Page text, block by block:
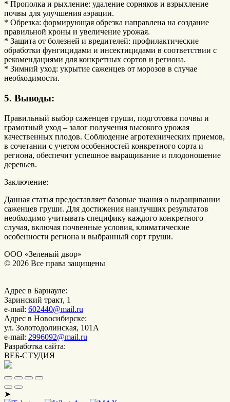
* Прополка и рыхление: удаление сорняков и взрыхление
почвы для улучшения аэрации.
* Обрезка: формирующая обрезка направлена на создание
правильной кроны и увеличение урожая.
* Защита от болезней и вредителей: профилактические
обработки фунгицидами и инсектицидами в соответствии с
рекомендациями для конкретных сортов и региона.
* Зимний уход: укрытие саженцев от морозов в случае
необходимости.
5. Выводы:
Правильный выбор саженцев груши, подготовка почвы и
грамотный уход – залог получения высокого урожая
качественных плодов. Соблюдение агротехнических приемов,
в сочетании с учетом особенностей конкретного сорта и
региона, обеспечит успешное выращивание и плодоношение
деревьев.
Заключение:
Данная статья предоставляет базовые знания о выращивании
саженцев груши. Для достижения наилучших результатов
необходимо учитывать специфику каждого конкретного
случая, включая почвенные условия, климатические
особенности региона и выбранный сорт груши.
ООО «Зеленый двор»
© 2026 Все права защищены
Адрес в Барнауле:
Заринский тракт, 1
e-mail: 602440@mail.ru
Адрес в Новосибирске:
ул. Золотодолинская, 101А
e-mail: 2996092@mail.ru
Разработка сайта:
ВЕБ-СТУДИЯ
➤